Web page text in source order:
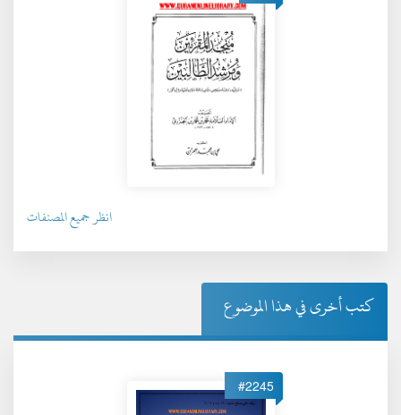
انظر جميع المصنفات
كتب أخرى في هذا الموضوع
#2245